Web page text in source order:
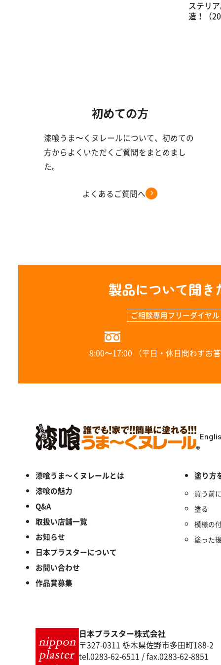
ステリ
造！（
初めての方
漆喰うま〜くヌレールについて、初めての
方からよくいただくご質問をまとめまし
た。
よくあるご質問へ
製品について聞き
ご相談専用フリーダイヤル
8:00〜17:00 （平日・休日問わずお
漆喰うま～くヌレールとは
漆喰の魅力
Q&A
取扱い店舗一覧
お知らせ
日本プラスターについて
お問い合わせ
作品賞募集
塗り方
買う前
塗る
模様の
塗った
日本プラスター株式会社
〒327-0311 栃木県佐野市多田町188-2
tel.0283-62-6511 / fax.0283-62-8851